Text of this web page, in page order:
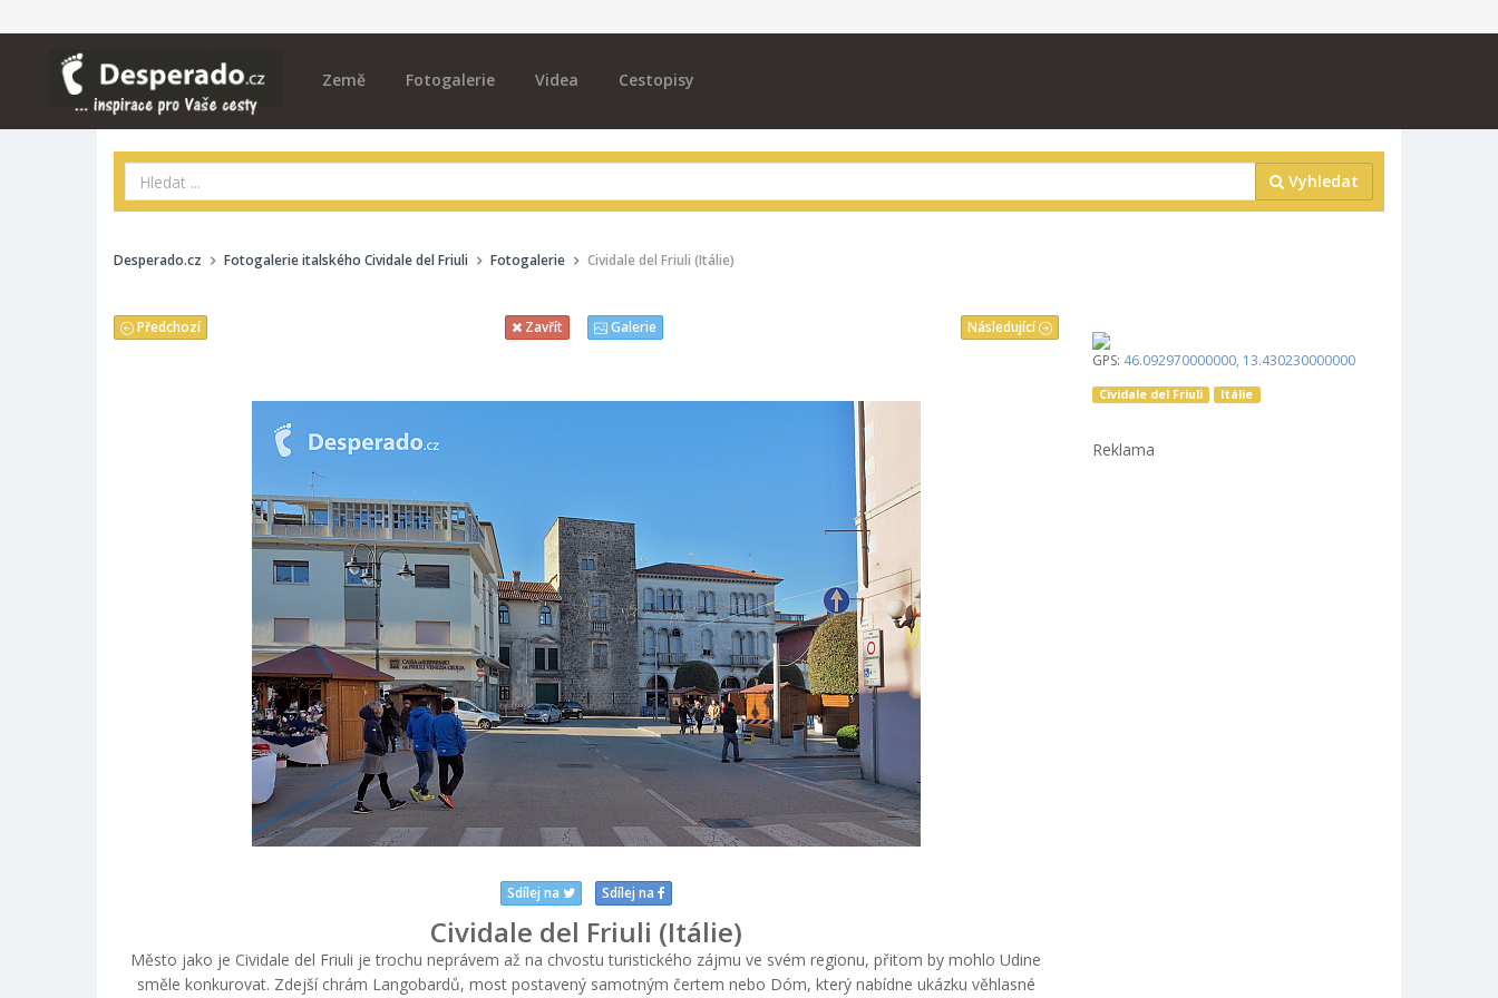
Země Fotogalerie Videa Cestopisy
Vyhledat
Desperado.cz Fotogalerie italského Cividale del Friuli Fotogalerie Cividale del Friuli (Itálie)
Následující
Předchozí Zavřít Galerie
Sdílej na Sdílej na
Cividale del Friuli (Itálie)
Město jako je Cividale del Friuli je trochu neprávem až na chvostu turistického zájmu ve svém regionu, přitom by mohlo Udine
směle konkurovat. Zdejší chrám Langobardů, most postavený samotným čertem nebo Dóm, který nabídne ukázku věhlasné
GPS: 46.092970000000, 13.430230000000
Cividale del Friuli Itálie
Reklama